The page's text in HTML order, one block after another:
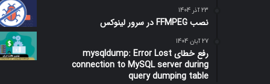
23 آذر 1404
نصب FFMPEG در سرور لینوکس
27 آبان 1404
رفع خطای mysqldump: Error Lost
connection to MySQL server during
query dumping table